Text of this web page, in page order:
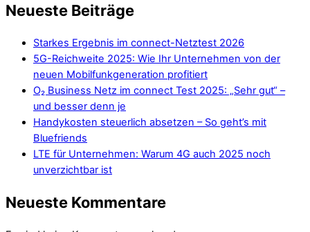
Neueste Beiträge
Starkes Ergebnis im connect-Netztest 2026
5G-Reichweite 2025: Wie Ihr Unternehmen von der
neuen Mobilfunkgeneration profitiert
O₂ Business Netz im connect Test 2025: „Sehr gut“ –
und besser denn je
Handykosten steuerlich absetzen – So geht’s mit
Bluefriends
LTE für Unternehmen: Warum 4G auch 2025 noch
unverzichtbar ist
Neueste Kommentare